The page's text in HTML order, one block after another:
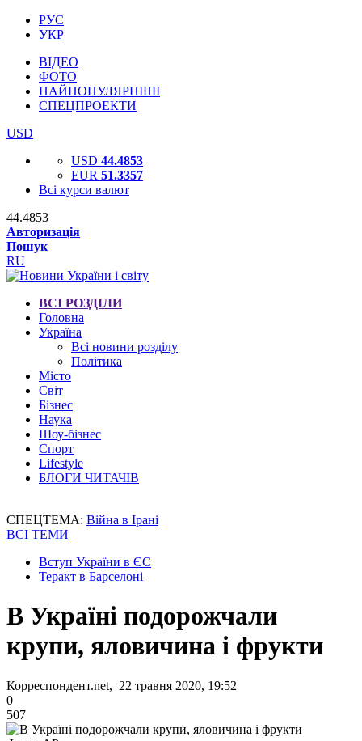
РУС
УКР
ВІДЕО
ФОТО
НАЙПОПУЛЯРНІШІ
СПЕЦПРОЕКТИ
USD
USD 44.4853
EUR 51.3357
Всі курси валют
44.4853
Авторизація
Пошук
RU
ВСІ РОЗДІЛИ
Головна
Україна
Всі новини розділу
Політика
Місто
Світ
Бізнес
Наука
Шоу-бізнес
Спорт
Lifestyle
БЛОГИ ЧИТАЧІВ
СПЕЦТЕМА: Війна в Ірані
ВСІ ТЕМИ
Вступ України в ЄС
Теракт в Барселоні
В Україні подорожчали
крупи, яловичина і фрукти
Корреспондент.net, 22 травня 2020, 19:52
0
507